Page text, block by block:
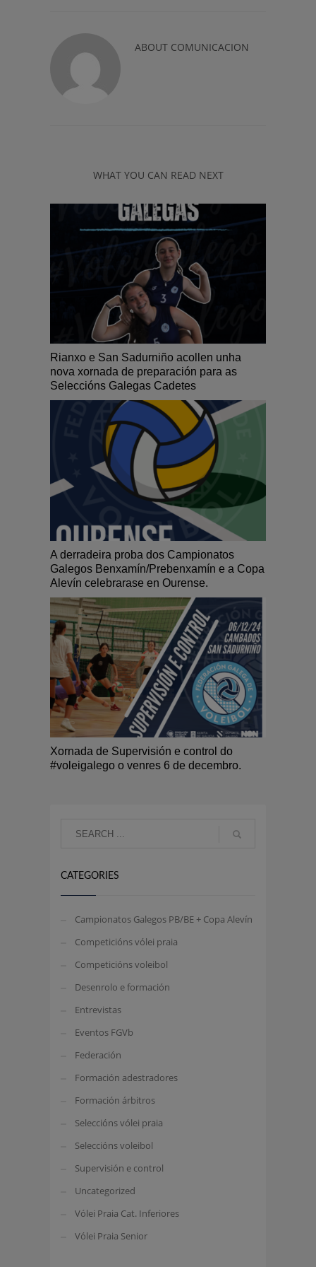
ABOUT COMUNICACION
WHAT YOU CAN READ NEXT
Rianxo e San Sadurniño acollen unha
nova xornada de preparación para as
Seleccións Galegas Cadetes
A derradeira proba dos Campionatos
Galegos Benxamín/Prebenxamín e a Copa
Alevín celebrarase en Ourense.
Xornada de Supervisión e control do
#voleigalego o venres 6 de decembro.
CATEGORIES
Campionatos Galegos PB/BE + Copa Alevín
Competicións vólei praia
Competicións voleibol
Desenrolo e formación
Entrevistas
Eventos FGVb
Federación
Formación adestradores
Formación árbitros
Seleccións vólei praia
Seleccións voleibol
Supervisión e control
Uncategorized
Vólei Praia Cat. Inferiores
Vólei Praia Senior